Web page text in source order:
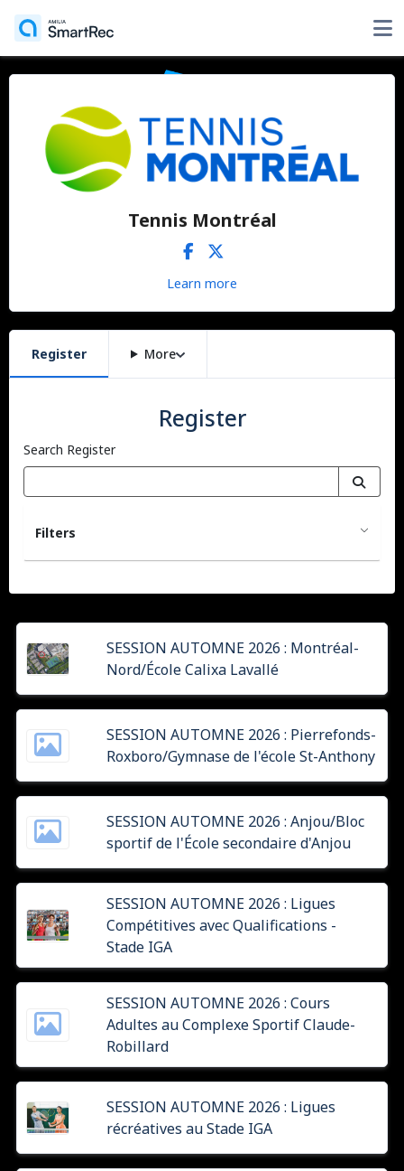
Tennis Montréal
Learn more
Register More
Register
Search Register
Filters
SESSION AUTOMNE 2026 : Montréal-
Nord/École Calixa Lavallé
SESSION AUTOMNE 2026 : Pierrefonds-
Roxboro/Gymnase de l'école St-Anthony
SESSION AUTOMNE 2026 : Anjou/Bloc
sportif de l'École secondaire d'Anjou
SESSION AUTOMNE 2026 : Ligues
Compétitives avec Qualifications -
Stade IGA
SESSION AUTOMNE 2026 : Cours
Adultes au Complexe Sportif Claude-
Robillard
SESSION AUTOMNE 2026 : Ligues
récréatives au Stade IGA